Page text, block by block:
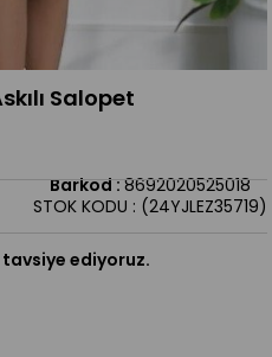
Salopet
Barkod:8692020525018
(24YJLEZ35719)
STOK KODU
tavsiye ediyoruz.